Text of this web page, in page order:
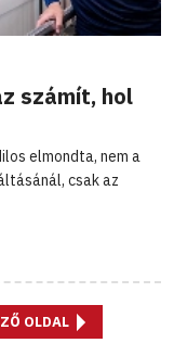
számít, hol
elmondta, nem a
csak az
OLDAL